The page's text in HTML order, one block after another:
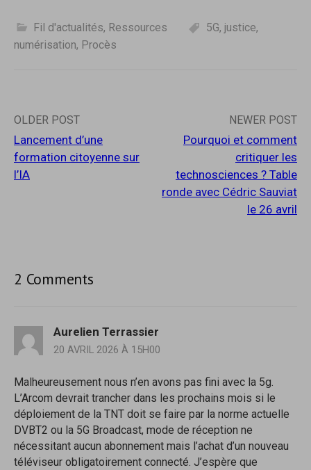
mail…Fil d'actualités, Ressources 5G, justice,
numérisation, Procès
Post
navigation
OLDER POST
Lancement d’une
formation citoyenne sur
l’IA
NEWER POST
Pourquoi et comment
critiquer les
technosciences ? Table
ronde avec Cédric Sauviat
le 26 avril
2 Comments
Aurelien Terrassier
20 AVRIL 2026 À 15H00
Malheureusement nous n’en avons pas fini avec la 5g.
L’Arcom devrait trancher dans les prochains mois si le
déploiement de la TNT doit se faire par la norme actuelle
DVBT2 ou la 5G Broadcast, mode de réception ne
nécessitant aucun abonnement mais l’achat d’un nouveau
téléviseur obligatoirement connecté. J’espère que